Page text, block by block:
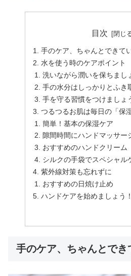
目次
手のケア、ちゃんとできて
水を使う時のケアポイント
洗いながら潤いを保ちまし
手の水分はしっかりとふき
手を守る習慣をつけましょ
つるつるお肌は毎日の「保
簡単！基本の保湿ケア
隙間時間にハンドマッサー
おすすめのハンドクリーム
シルクの手袋でスペシャル
紫外線対策も忘れずに
おすすめの日焼け止め
ハンドケアを始めましょう！
手のケア、ちゃんとでき